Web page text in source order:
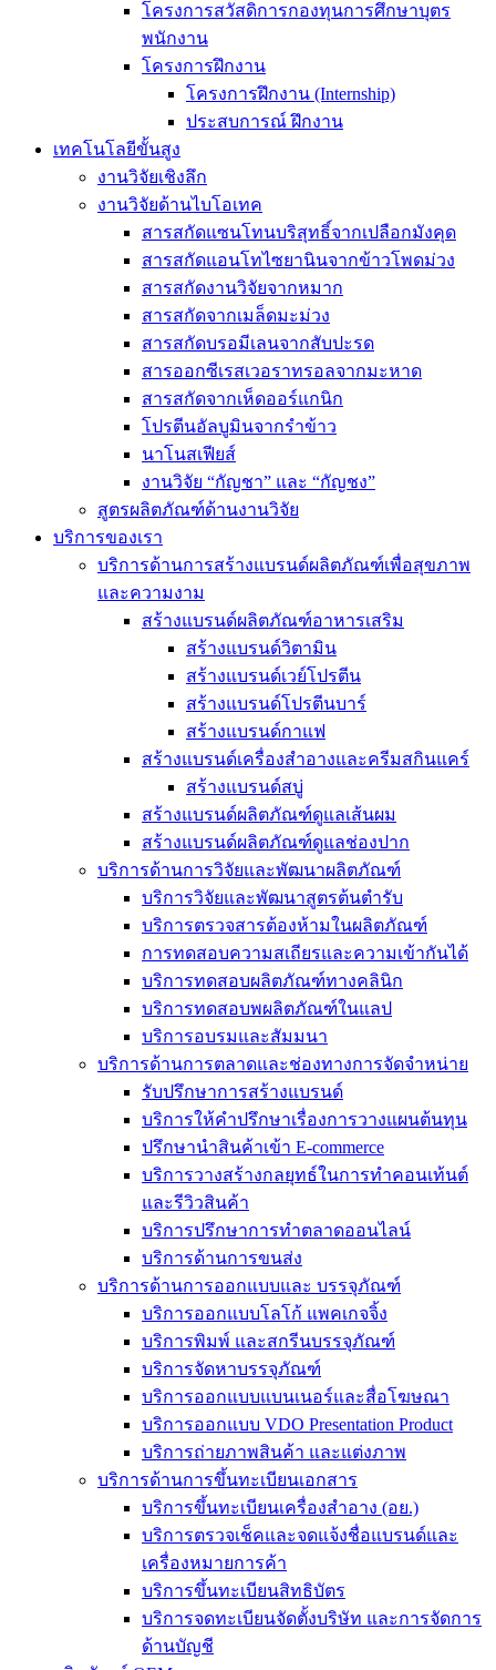
โครงการสวัสดิการกองทุนการศึกษาบุตร
พนักงาน
โครงการฝึกงาน
โครงการฝึกงาน (Internship)
ประสบการณ์ ฝึกงาน
เทคโนโลยีขั้นสูง
งานวิจัยเชิงลึก
งานวิจัยด้านไบโอเทค
สารสกัดแซนโทนบริสุทธิ์จากเปลือกมังคุด
สารสกัดแอนโทไซยานินจากข้าวโพดม่วง
สารสกัดงานวิจัยจากหมาก
สารสกัดจากเมล็ดมะม่วง
สารสกัดบรอมีเลนจากสับปะรด
สารออกซีเรสเวอราทรอลจากมะหาด
สารสกัดจากเห็ดออร์แกนิก
โปรตีนอัลบูมินจากรำข้าว
นาโนสเฟียส์
งานวิจัย “กัญชา” และ “กัญชง”
สูตรผลิตภัณฑ์ด้านงานวิจัย
บริการของเรา
บริการด้านการสร้างแบรนด์ผลิตภัณฑ์เพื่อสุขภาพ
และความงาม
สร้างแบรนด์ผลิตภัณฑ์อาหารเสริม
สร้างแบรนด์วิตามิน
สร้างแบรนด์เวย์โปรตีน
สร้างแบรนด์โปรตีนบาร์
สร้างแบรนด์กาแฟ
สร้างแบรนด์เครื่องสำอางและครีมสกินแคร์
สร้างแบรนด์สบู่
สร้างแบรนด์ผลิตภัณฑ์ดูแลเส้นผม
สร้างแบรนด์ผลิตภัณฑ์ดูแลช่องปาก
บริการด้านการวิจัยและพัฒนาผลิตภัณฑ์
บริการวิจัยและพัฒนาสูตรต้นตำรับ
บริการตรวจสารต้องห้ามในผลิตภัณฑ์
การทดสอบความสเถียรและความเข้ากันได้
บริการทดสอบผลิตภัณฑ์ทางคลินิก
บริการทดสอบพผลิตภัณฑ์ในแลป
บริการอบรมและสัมมนา
บริการด้านการตลาดและช่องทางการจัดจำหน่าย
รับปรึกษาการสร้างแบรนด์
บริการให้คำปรึกษาเรื่องการวางแผนต้นทุน
ปรึกษานำสินค้าเข้า E-commerce
บริการวางสร้างกลยุทธ์ในการทำคอนเท้นต์
และรีวิวสินค้า
บริการปรึกษาการทำตลาดออนไลน์
บริการด้านการขนส่ง
บริการด้านการออกแบบและ บรรจุภัณฑ์
บริการออกแบบโลโก้ แพคเกจจิ้ง
บริการพิมพ์ และสกรีนบรรจุภัณฑ์
บริการจัดหาบรรจุภัณฑ์
บริการออกแบบแบนเนอร์และสื่อโฆษณา
บริการออกแบบ VDO Presentation Product
บริการถ่ายภาพสินค้า และแต่งภาพ
บริการด้านการขึ้นทะเบียนเอกสาร
บริการขึ้นทะเบียนเครื่องสำอาง (อย.)
บริการตรวจเช็คและจดแจ้งชื่อแบรนด์และ
เครื่องหมายการค้า
บริการขึ้นทะเบียนสิทธิบัตร
บริการจดทะเบียนจัดตั้งบริษัท และการจัดการ
ด้านบัญชี